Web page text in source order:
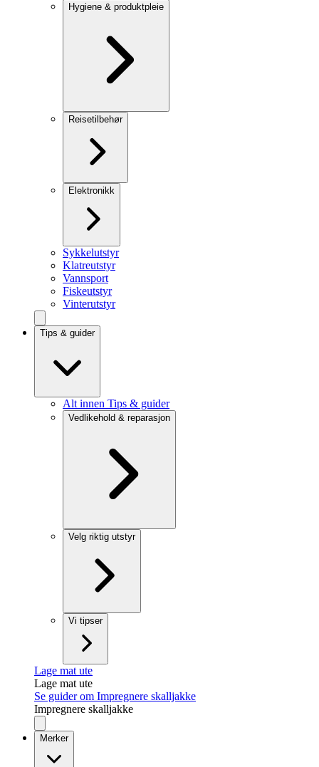
Hygiene & produktpleie
Reisetilbehør
Elektronikk
Sykkelutstyr
Klatreutstyr
Vannsport
Fiskeutstyr
Vinterutstyr
Tips & guider
Alt innen Tips & guider
Vedlikehold & reparasjon
Velg riktig utstyr
Vi tipser
Lage mat ute
Lage mat ute
Se guider om Impregnere skalljakke
Impregnere skalljakke
Merker